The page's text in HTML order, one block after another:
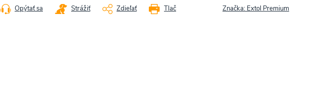
Tlač
Opýtať sa Strážiť Zdieľať Značka: Extol Premium